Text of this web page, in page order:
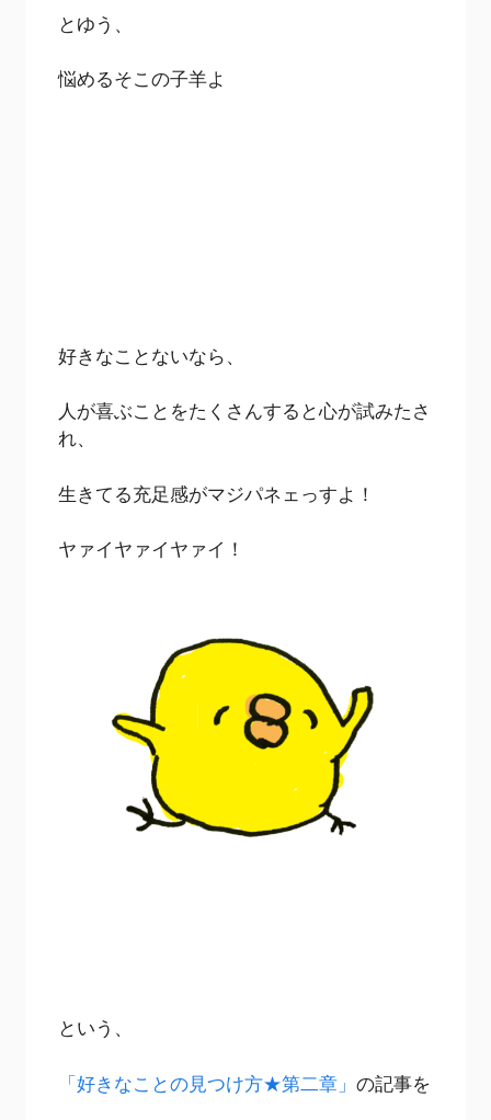
とゆう、
悩めるそこの子羊よ
好きなことないなら、
人が喜ぶことをたくさんすると心が試みたさ
れ、
生きてる充足感がマジパネェっすよ！
ヤァイヤァイヤァイ！
という、
「好きなことの見つけ方★第二章」の記事を